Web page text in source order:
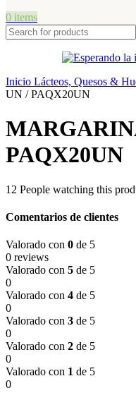
0 items
Inicio Lácteos, Quesos &
UN / PAQX20UN
PAQX20UN
12 People watching this
Comentarios de clientes
Valorado con 0 de 5
0 reviews
Valorado con 5 de 5
0
Valorado con 4 de 5
0
Valorado con 3 de 5
0
Valorado con 2 de 5
0
Valorado con 1 de 5
0